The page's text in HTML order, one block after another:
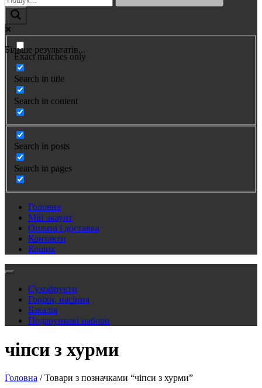
Більше результатів...
Exact matches only
Search in title
Search in content
Search in posts
Search in pages
Головна
Мій акаунт
Оплата і доставка
Контакти
Кошик
Сухофрукти
Горіхи, насіння
Бакалія
Подарункові набори
чіпси з хурми
Головна / Товари з позначками “чіпси з хурми”